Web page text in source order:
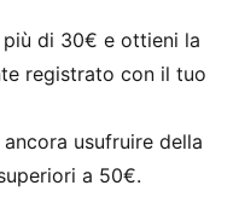
95% di materiale
e altri materiali
di 30€ e ottieni la
registrato con il tuo
usufruire della
a 50€.